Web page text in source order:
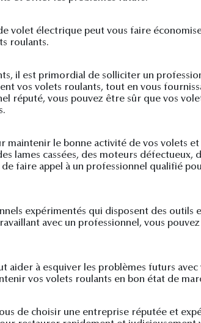
volet électrique peut vous faire
roulants.
il est primordial de solliciter un
vos volets roulants, tout en vous
réputé, vous pouvez être sûr que vos
maintenir le bonne activité de vos volets
lames cassées, des moteurs défectueux,
faire appel à un professionnel qualifié
expérimentés qui disposent des outils
avec un professionnel, vous
à esquiver les problèmes futurs
vos volets roulants en bon état de
de choisir une entreprise réputée et